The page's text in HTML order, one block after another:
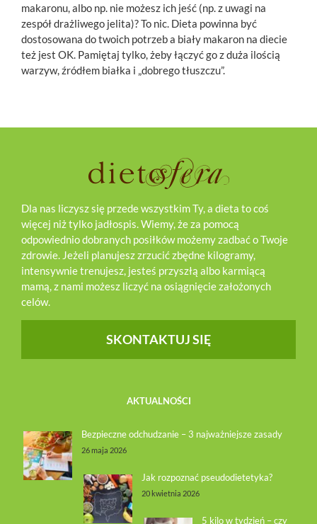
makaronu, albo np. nie możesz ich jeść (np. z uwagi na
zespół drażliwego jelita)? To nic. Dieta powinna być
dostosowana do twoich potrzeb a biały makaron na diecie
też jest OK. Pamiętaj tylko, żeby łączyć go z duża ilością
warzyw, źródłem białka i „dobrego tłuszczu”.
Dla nas liczysz się przede wszystkim Ty, a dieta to coś
więcej niż tylko jadłospis. Wiemy, że za pomocą
odpowiednio dobranych posiłków możemy zadbać o Twoje
zdrowie. Jeżeli planujesz zrzucić zbędne kilogramy,
intensywnie trenujesz, jesteś przyszłą albo karmiącą
mamą, z nami możesz liczyć na osiągnięcie założonych
celów.
SKONTAKTUJ SIĘ
AKTUALNOŚCI
Bezpieczne odchudzanie – 3 najważniejsze zasady
26 maja 2026
Jak rozpoznać pseudodietetyka?
20 kwietnia 2026
5 kilo w tydzień – czy